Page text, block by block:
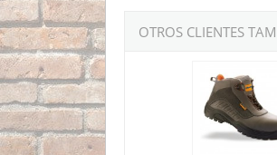
OTROS CLIENTES